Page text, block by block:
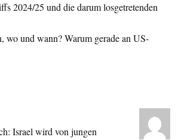
2024/25 und die darum losgetretenden
wo und wann? Warum gerade an US-
Israel wird von jungen